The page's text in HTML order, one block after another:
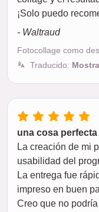
¡Solo puedo
- Waltraud
Fotocollage como
Traducido:
una cosa perfecta
La creación de mi
usabilidad del
La entrega fue
impreso en buen
Creo que no